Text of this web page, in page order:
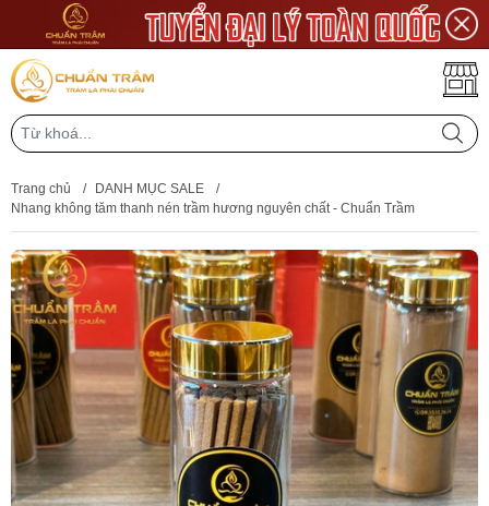
Trang chủ / DANH MỤC SALE
/
Nhang không tăm thanh nén trầm hương nguyên chất - Chuẩn Trầm